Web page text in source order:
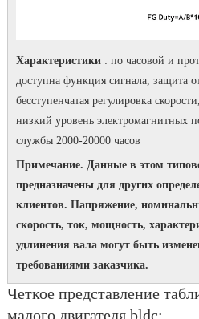
Характеристики: по часовой и
доступна функция сигнала, защита
бесступенчатая регулировка
низкий уровень электромагнитных
службы 2000-20000 часов
Примечание. Данные в этом
предназначены для других
клиентов. Напряжение,
скорость, ток, мощность,
удлинения вала могут быть
требованиями заказчика.
Четкое представление
малого двигателя bldc: